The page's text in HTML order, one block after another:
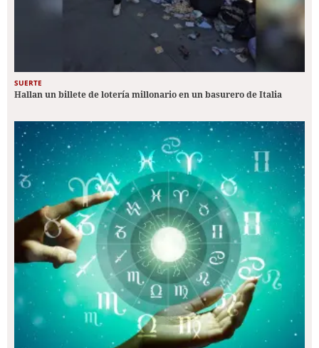
SUERTE
Hallan un billete de lotería millonario en un basurero de Italia